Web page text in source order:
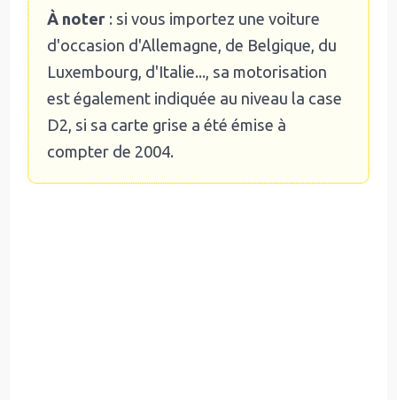
À noter: si vous importez une voiture
d'occasion d'Allemagne, de Belgique, du
Luxembourg, d'Italie..., sa motorisation
est également indiquée au niveau la case
D2, si sa carte grise a été émise à
compter de 2004.